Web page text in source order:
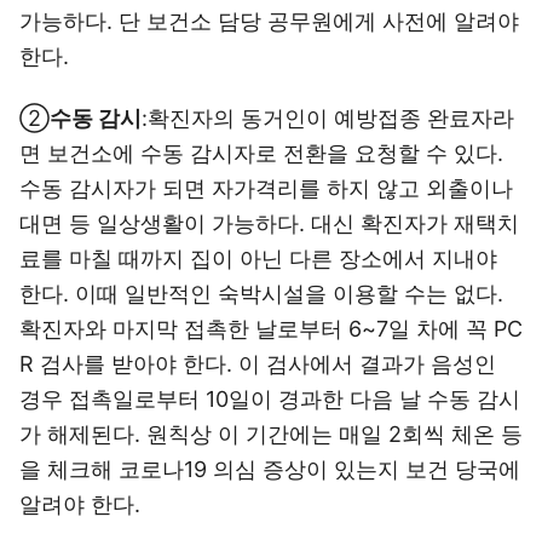
가능하다. 단 보건소 담당 공무원에게 사전에 알려야
한다.
②수동 감시 :확진자의 동거인이 예방접종 완료자라
면 보건소에 수동 감시자로 전환을 요청할 수 있다.
수동 감시자가 되면 자가격리를 하지 않고 외출이나
대면 등 일상생활이 가능하다. 대신 확진자가 재택치
료를 마칠 때까지 집이 아닌 다른 장소에서 지내야
한다. 이때 일반적인 숙박시설을 이용할 수는 없다.
확진자와 마지막 접촉한 날로부터 6~7일 차에 꼭 PC
R 검사를 받아야 한다. 이 검사에서 결과가 음성인
경우 접촉일로부터 10일이 경과한 다음 날 수동 감시
가 해제된다. 원칙상 이 기간에는 매일 2회씩 체온 등
을 체크해 코로나19 의심 증상이 있는지 보건 당국에
알려야 한다.